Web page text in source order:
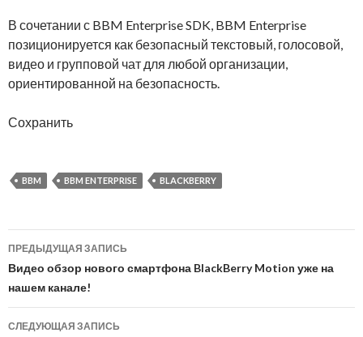
В сочетании с BBM Enterprise SDK, BBM Enterprise
позиционируется как безопасный текстовый, голосовой,
видео и групповой чат для любой организации,
ориентированной на безопасность.
Сохранить
BBM BBM ENTERPRISE BLACKBERRY
Навигация
по
записям
ПРЕДЫДУЩАЯ ЗАПИСЬ
Видео обзор нового смартфона BlackBerry Motion уже на
нашем канале!
СЛЕДУЮЩАЯ ЗАПИСЬ